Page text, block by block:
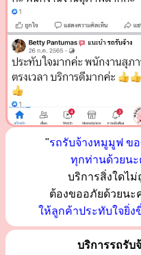
"รถรับจ้างหมูมูฟ ข
ทุกท่านด้วยนะ
บริการสิ่งใดไ
ต้องขออภัยด้วยนะ
ให้ลูกค้าประทับใจยิ่
บริการรถรับ